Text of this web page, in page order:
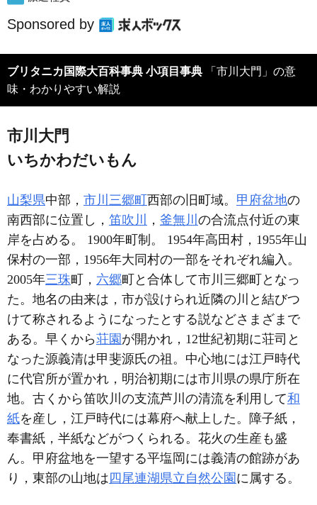
Sponsored by
ブリタニカ国際大百科事典 小項目事典
味・わかりやすい解説
市川大門
いちかわだいもん
山梨県中部， 市川三郷町 西部の旧町域。 甲府盆地の
南西部に位置し， 笛吹川 ， 釜無川 の合流点付近の東
岸を占める。 1900年町制。 1954年高田村，1955年山
保村の一部，1956年大同村の一部をそれぞれ編入。
2005年三珠町， 六郷町と合体して市川三郷町となっ
た。地名の由来は，市が設けられ近隣の川と結びつ
けて称されるようになったとする説などさまざまで
ある。早くから荘園 が開かれ，12世紀初期に荘司と
なった源義清は甲斐源氏の祖。中心地には江戸時代
に代官所が置かれ，明治初期には市川県の県庁所在
地。古くから笛吹川の支流芦川の清流を利用して和
紙を産し，江戸時代には幕府へ献上した。障子紙，
奉書紙，半紙などがつくられる。花火の生産も盛
ん。甲府盆地を一望する平塩岡には義清の館跡があ
り，東部の山地は 四尾連湖県立自然公園 に属する。